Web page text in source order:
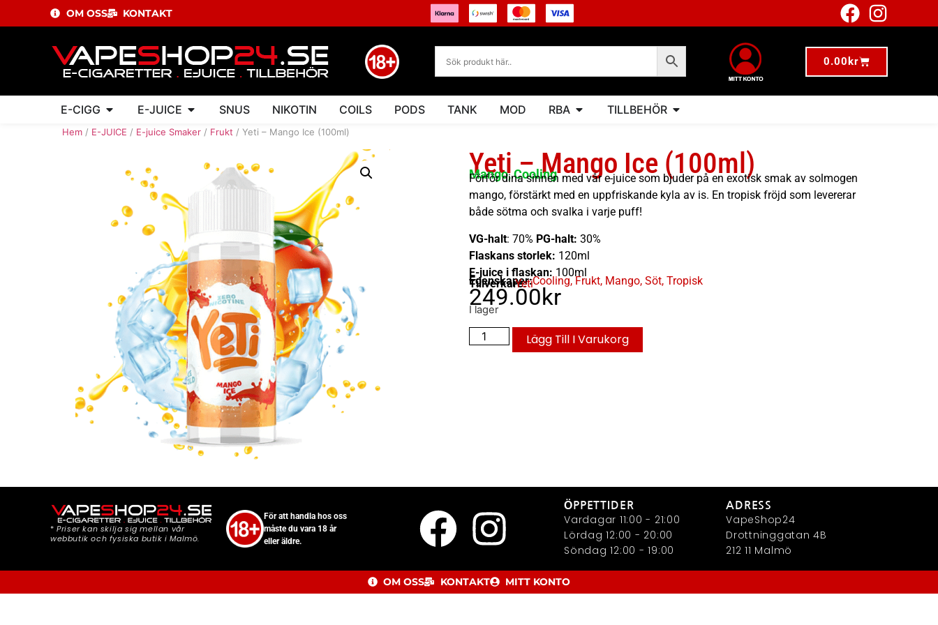
OM OSS KONTAKT
0.00 kr
E-CIGG E-JUICE SNUS NIKOTIN COILS PODS TANK MOD RBA TILLBEHÖR
Hem / E-JUICE / E-juice Smaker / Frukt / Yeti – Mango Ice (100ml)
Yeti – Mango Ice (100ml)
Mango, Cooling
Förför dina sinnen med vår e-juice som bjuder på en exotisk smak av solmogen
mango, förstärkt med en uppfriskande kyla av is. En tropisk fröjd som levererar
både sötma och svalka i varje puff!
VG-halt: 70% PG-halt: 30%
Flaskans storlek: 120ml
E-juice i flaskan: 100ml
Egenskaper:Cooling, Frukt, Mango, Söt, Tropisk
Tillverkare:
Yeti
249.00kr
I lager
Lägg Till I Varukorg
*Priser kan skilja sig mellan vår
webbutik och fysiska butik i Malmö.
För att handla hos oss
måste du vara 18 år
eller äldre.
ÖPPETTIDER
Vardagar 11:00 - 21:00
Lördag 12:00 - 20:00
Söndag 12:00 - 19:00
ADRESS
VapeShop24
Drottninggatan 4B
212 11 Malmö
OM OSS KONTAKT MITT KONTO